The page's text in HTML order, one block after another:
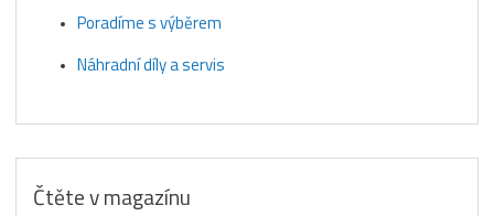
Poradíme s výběrem
Náhradní díly a servis
Čtěte v magazínu